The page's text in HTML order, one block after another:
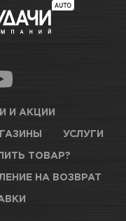
И АКЦИИ
УСЛУГИ
ТОВАР?
НА ВОЗВРАТ